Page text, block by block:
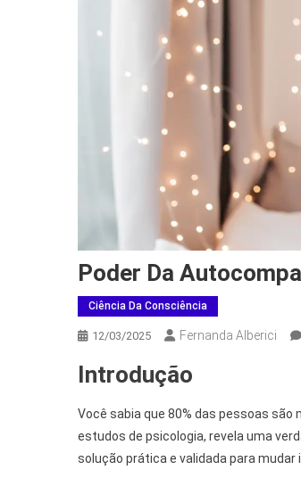
Poder Da
Ciência Da Consciência
12/03/2025 Fernanda Alberici
Introdução
Você sabia que 80% das pessoas
estudos de psicologia, revela uma
solução prática e validada para mudar